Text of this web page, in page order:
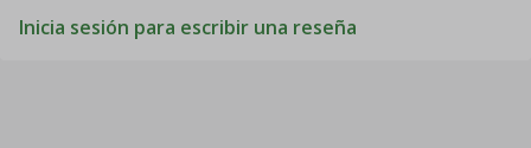
Inicia sesión para escribir una reseña